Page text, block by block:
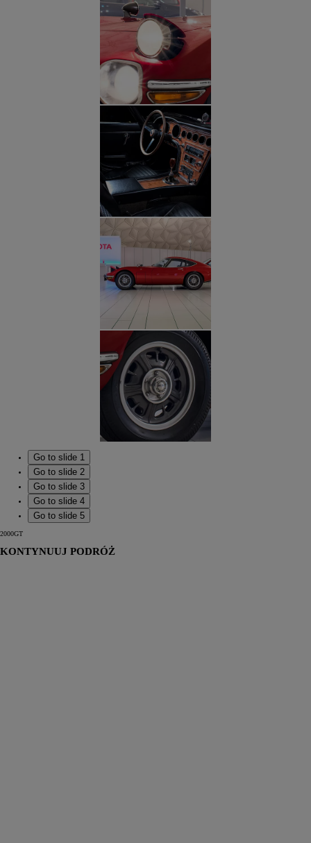
Go to slide 1
Go to slide 2
Go to slide 3
Go to slide 4
Go to slide 5
2000GT
KONTYNUUJ PODRÓŻ